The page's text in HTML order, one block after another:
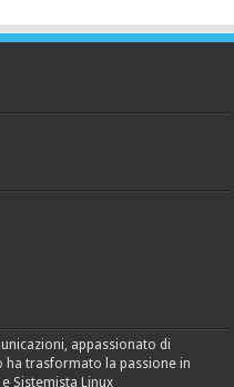
appassionato di
ha trasformato la passione in
Sistemista Linux